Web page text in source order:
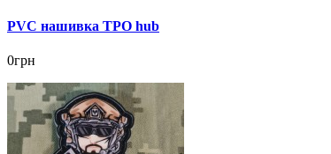
PVC нашивка ТРО hub
0грн